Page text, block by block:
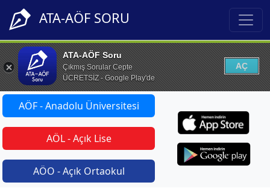
ATA-AÖF SORU
ATA-AÖF Soru
Çıkmış Sorular Cepte
ÜCRETSİZ - Google Play'de
AÇ
AÖF - Anadolu Üniversitesi
AÖL - Açık Lise
AÖO - Açık Ortaokul